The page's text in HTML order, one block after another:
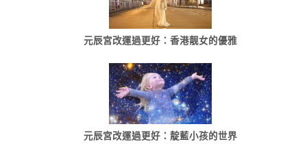
元辰宮改運過更好：香港靓女的優雅
元辰宮改運過更好：靛藍小孩的世界